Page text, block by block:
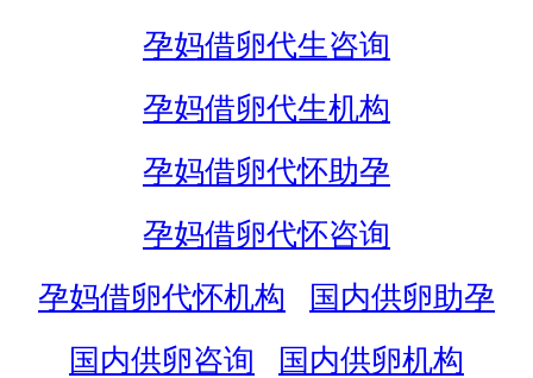
孕妈借卵代生咨询
孕妈借卵代生机构
孕妈借卵代怀助孕
孕妈借卵代怀咨询
孕妈借卵代怀机构
国内供卵助孕
国内供卵咨询
国内供卵机构